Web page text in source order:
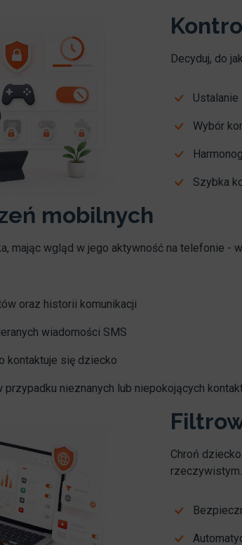
Decyduj, do
Wybór
Szybka
mobilnych
mając wgląd w jego aktywność na telefonie -
oraz historii komunikacji
wiadomości SMS
kontaktuje się dziecko
nieznanych lub niepokojących
Chroń
rzeczywistym.